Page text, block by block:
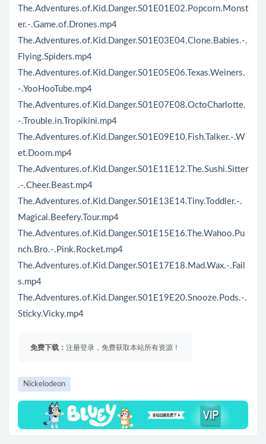
The.Adventures.of.Kid.Danger.S01E01E02.Popcorn.Monst
er.-.Game.of.Drones.mp4
The.Adventures.of.Kid.Danger.S01E03E04.Clone.Babies.-.
Flying.Spiders.mp4
The.Adventures.of.Kid.Danger.S01E05E06.Texas.Weiners.
-.YooHooTube.mp4
The.Adventures.of.Kid.Danger.S01E07E08.OctoCharlotte.
-.Trouble.in.Tropikini.mp4
The.Adventures.of.Kid.Danger.S01E09E10.Fish.Talker.-.W
et.Doom.mp4
The.Adventures.of.Kid.Danger.S01E11E12.The.Sushi.Sitter
.-.Cheer.Beast.mp4
The.Adventures.of.Kid.Danger.S01E13E14.Tiny.Toddler.-.
Magical.Beefery.Tour.mp4
The.Adventures.of.Kid.Danger.S01E15E16.The.Wahoo.Pu
nch.Bro.-.Pink.Rocket.mp4
The.Adventures.of.Kid.Danger.S01E17E18.Mad.Wax.-.Fail
s.mp4
The.Adventures.of.Kid.Danger.S01E19E20.Snooze.Pods.-.
Sticky.Vicky.mp4
免费下载： 注册登录，免费获取本站所有资源！
Nickelodeon